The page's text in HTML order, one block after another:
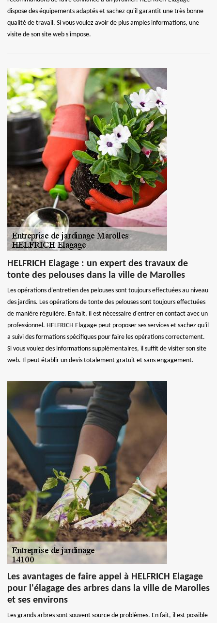
dispose des équipements adaptés et sachez qu'il garantit une très bonne
qualité de travail. Si vous voulez avoir de plus amples informations, une
visite de son site web s'impose.
HELFRICH Elagage : un expert des travaux de
tonte des pelouses dans la ville de Marolles
Les opérations d'entretien des pelouses sont toujours effectuées au niveau
des jardins. Les opérations de tonte des pelouses sont toujours effectuées
de manière régulière. En fait, il est nécessaire d'entrer en contact avec un
professionnel. HELFRICH Elagage peut proposer ses services et sachez qu'il
a suivi des formations spécifiques pour faire les opérations correctement.
Si vous voulez des informations supplémentaires, il suffit de visiter son site
web. Il peut établir un devis totalement gratuit et sans engagement.
Les avantages de faire appel à HELFRICH Elagage
pour l'élagage des arbres dans la ville de Marolles
et ses environs
Les grands arbres sont souvent source de problèmes. En fait, il est possible